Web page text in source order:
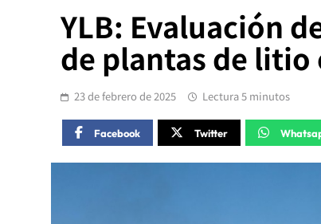
YLB: Evaluación
de plantas de litio
23 de febrero de 2025 Lectura 5 minutos
Facebook Twitter